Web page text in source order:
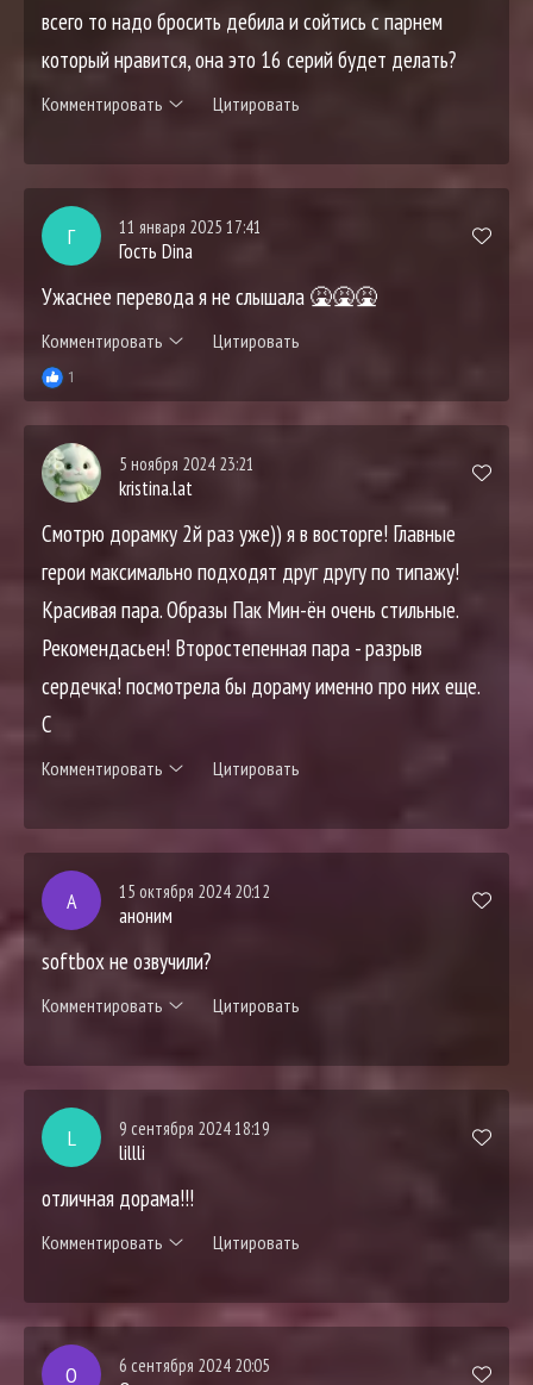
всего то надо бросить дебила и сойтись с парнем
который нравится, она это 16 серий будет делать?
Комментировать Цитировать
Г 11 января 2025 17:41
Гость Dina
Ужаснее перевода я не слышала 🤮🤮🤮
Комментировать Цитировать
1
5 ноября 2024 23:21
kristina.lat
Смотрю дорамку 2й раз уже)) я в восторге! Главные
герои максимально подходят друг другу по типажу!
Красивая пара. Образы Пак Мин-ён очень стильные.
Рекомендасьен! Второстепенная пара - разрыв
сердечка! посмотрела бы дораму именно про них еще.
С
Комментировать Цитировать
А 15 октября 2024 20:12
аноним
softbox не озвучили?
Комментировать Цитировать
L 9 сентября 2024 18:19
lillli
отличная дорама!!!
Комментировать Цитировать
О 6 сентября 2024 20:05